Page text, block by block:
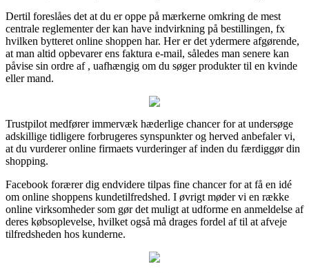
Dertil foreslåes det at du er oppe på mærkerne omkring de mest
centrale reglementer der kan have indvirkning på bestillingen, fx
hvilken bytteret online shoppen har. Her er det ydermere afgørende,
at man altid opbevarer ens faktura e-mail, således man senere kan
påvise sin ordre af , uafhængig om du søger produkter til en kvinde
eller mand.
Trustpilot medfører immervæk hæderlige chancer for at undersøge
adskillige tidligere forbrugeres synspunkter og herved anbefaler vi,
at du vurderer online firmaets vurderinger af inden du færdiggør din
shopping.
Facebook forærer dig endvidere tilpas fine chancer for at få en idé
om online shoppens kundetilfredshed. I øvrigt møder vi en række
online virksomheder som gør det muligt at udforme en anmeldelse af
deres købsoplevelse, hvilket også må drages fordel af til at afveje
tilfredsheden hos kunderne.